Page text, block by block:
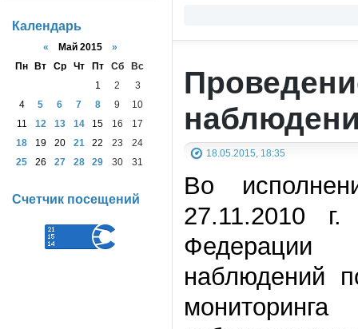
18.05.2015, 18:35
Во
27.11.2010
Федерации
наблюдений
Календарь
« Май 2015 »
Пн
Вт Ср Чт Пт Сб
Вс
1
2
3
4
5 6 7 8 9
10
11
12 13 14 15 16
17
18
19 20 21 22 23
24
25
26 27 28 29 30 31
Счетчик посещений